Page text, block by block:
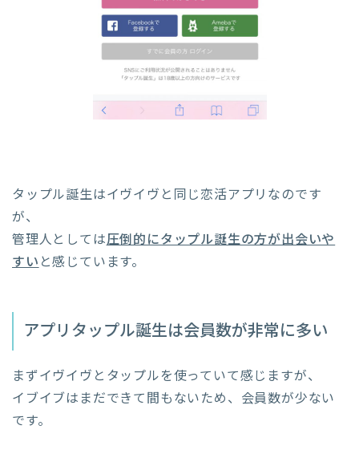
タップル誕生はイヴイヴと同じ恋活アプリなのです
が、
管理人としては圧倒的にタップル誕生の方が出会いや
すい と感じています。
アプリタップル誕生は会員数が非常に多い
まずイヴイヴとタップルを使っていて感じますが、
イブイブはまだできて間もないため、会員数が少ない
です。